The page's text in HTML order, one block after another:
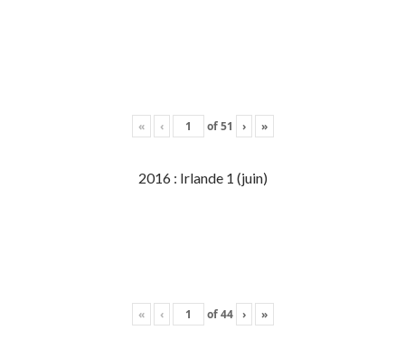
« ‹ of51 › »
2016 : Irlande 1 (juin)
« ‹ of44 › »